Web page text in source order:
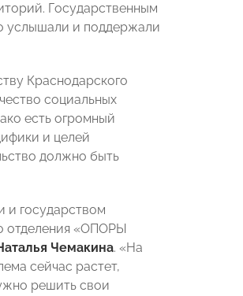
Государственным
услышали и поддержали
Краснодарского
социальных
есть огромный
и целей
должно быть
и государством
отделения «ОПОРЫ
Чемакина. «На
сейчас растет,
решить свои